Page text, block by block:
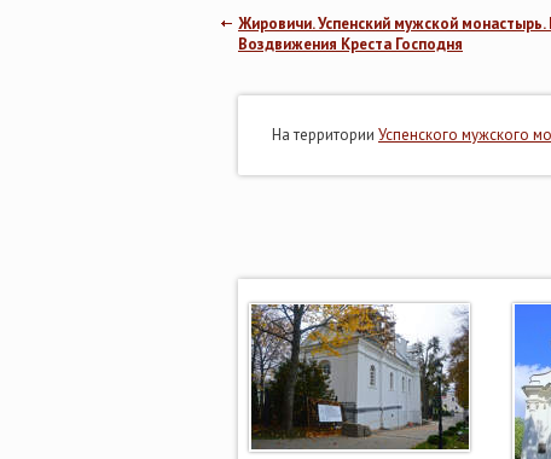
Жировичи. Успенский мужской монастырь.
Воздвижения Креста Господня
На территории Успенского мужского